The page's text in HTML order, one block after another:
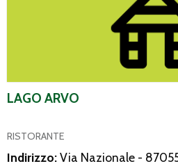
LAGO ARVO
RISTORANTE
Indirizzo:Via Nazionale -